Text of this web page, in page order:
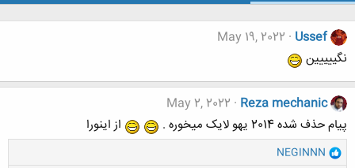
Ussef
May 19, 2022
نگییییین
Reza mechanic
May 2, 2022
پیام حذف شده 2014 یهو لایک میخوره .
از اینورا
وNEGINNN